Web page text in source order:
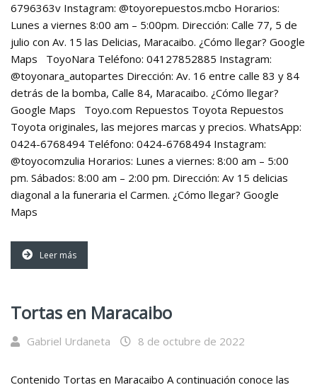
6796363v Instagram: @toyorepuestos.mcbo Horarios:
Lunes a viernes 8:00 am – 5:00pm. Dirección: Calle 77, 5 de
julio con Av. 15 las Delicias, Maracaibo. ¿Cómo llegar? Google
Maps ToyoNara Teléfono: 04127852885 Instagram:
@toyonara_autopartes Dirección: Av. 16 entre calle 83 y 84
detrás de la bomba, Calle 84, Maracaibo. ¿Cómo llegar?
Google Maps Toyo.com Repuestos Toyota Repuestos
Toyota originales, las mejores marcas y precios. WhatsApp:
0424-6768494 Teléfono: 0424-6768494 Instagram:
@toyocomzulia Horarios: Lunes a viernes: 8:00 am – 5:00
pm. Sábados: 8:00 am – 2:00 pm. Dirección: Av 15 delicias
diagonal a la funeraria el Carmen. ¿Cómo llegar? Google
Maps
Leer más
Tortas en Maracaibo
Gabriel Urdaneta 8 de octubre de 2022
Contenido Tortas en Maracaibo A continuación conoce las